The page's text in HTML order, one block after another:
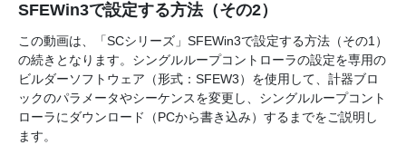
SFEWin3で設定する方法（その2）
この動画は、「SCシリーズ」SFEWin3で設定する方法（その1）
の続きとなります。シングルループコントローラの設定を専用の
ビルダーソフトウェア（形式：SFEW3）を使用して、計器ブロ
ックのパラメータやシーケンスを変更し、シングルループコント
ローラにダウンロード（PCから書き込み）するまでをご説明し
ます。